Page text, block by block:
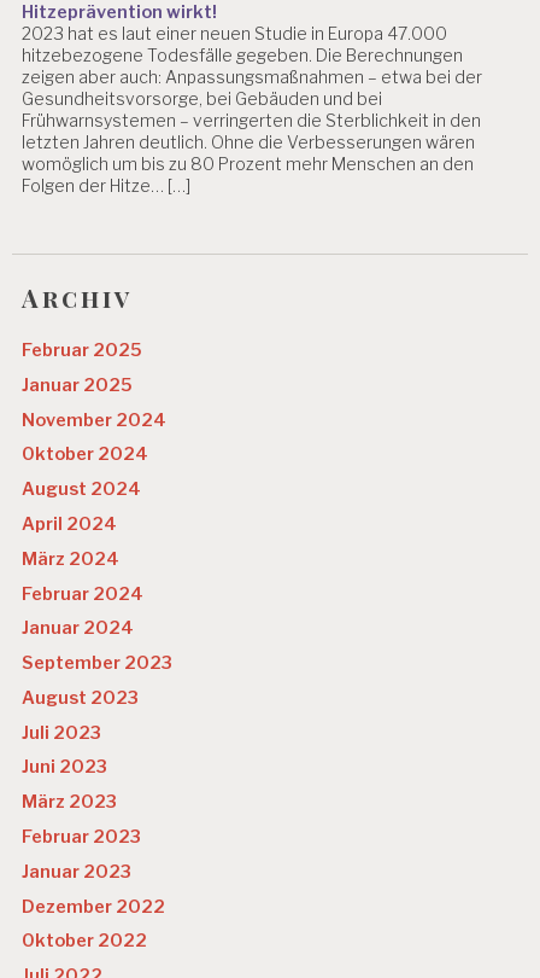
Hitzeprävention wirkt!
2023 hat es laut einer neuen Studie in Europa 47.000
hitzebezogene Todesfälle gegeben. Die Berechnungen
zeigen aber auch: Anpassungsmaßnahmen – etwa bei der
Gesundheitsvorsorge, bei Gebäuden und bei
Frühwarnsystemen – verringerten die Sterblichkeit in den
letzten Jahren deutlich. Ohne die Verbesserungen wären
womöglich um bis zu 80 Prozent mehr Menschen an den
Folgen der Hitze… […]
Archiv
Februar 2025
Januar 2025
November 2024
Oktober 2024
August 2024
April 2024
März 2024
Februar 2024
Januar 2024
September 2023
August 2023
Juli 2023
Juni 2023
März 2023
Februar 2023
Januar 2023
Dezember 2022
Oktober 2022